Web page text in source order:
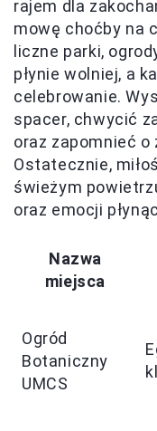
rajem dla
mowę choćby na
liczne parki,
płynie wolniej, a
celebrowanie.
spacer, chwycić
oraz zapomnieć o
Ostatecznie,
świeżym
oraz emocji
Nazwa
miejsca
Ogród
Botaniczny
UMCS